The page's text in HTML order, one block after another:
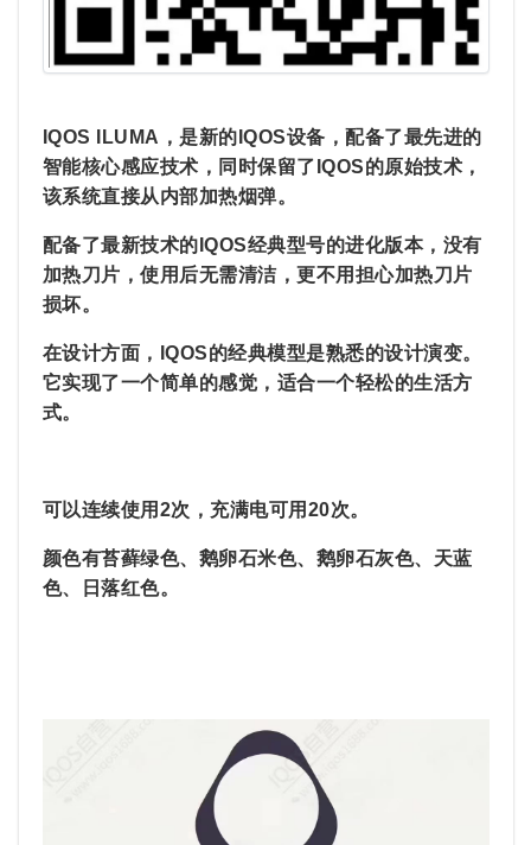
IQOS ILUMA，是新的IQOS设备，配备了最先进的
智能核心感应技术，同时保留了IQOS的原始技术，
该系统直接从内部加热烟弹。
配备了最新技术的IQOS经典型号的进化版本，没有
加热刀片，使用后无需清洁，更不用担心加热刀片
损坏。
在设计方面，IQOS的经典模型是熟悉的设计演变。
它实现了一个简单的感觉，适合一个轻松的生活方
式。
可以连续使用2次，充满电可用20次。
颜色有苔藓绿色、鹅卵石米色、鹅卵石灰色、天蓝
色、日落红色。